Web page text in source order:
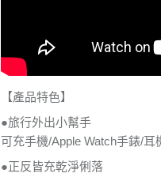
【產品特色】
●旅行外出小幫手
可充手機/Apple Watch手錶/耳
●正反皆充乾淨俐落